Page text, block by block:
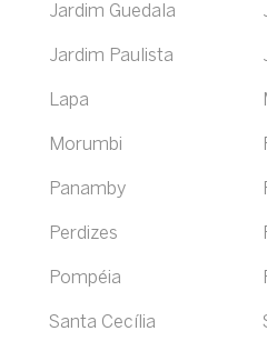
Jardim Guedala
Jardim Paulista
Lapa
Morumbi
Panamby
Perdizes
Pompéia
Santa Cecília